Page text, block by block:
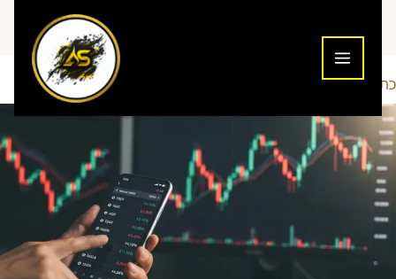
כתיבת תגובה Addiction To Success